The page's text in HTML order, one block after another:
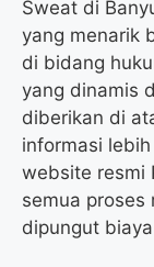
Sweat di
yang menarik
di bidang
yang dinamis
diberikan di
informasi
website resmi
semua proses
dipungut